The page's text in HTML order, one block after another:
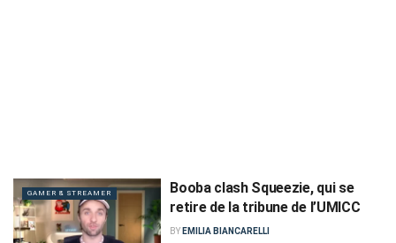
GAMER & STREAMER
Booba clash Squeezie, qui se
retire de la tribune de l’UMICC
BY EMILIA BIANCARELLI